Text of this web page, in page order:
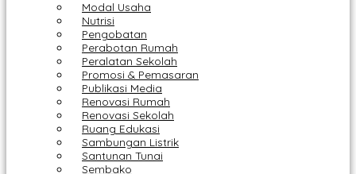
Modal Usaha
Nutrisi
Pengobatan
Perabotan Rumah
Peralatan Sekolah
Promosi & Pemasaran
Publikasi Media
Renovasi Rumah
Renovasi Sekolah
Ruang Edukasi
Sambungan Listrik
Santunan Tunai
Sembako